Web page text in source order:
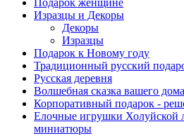
Изразцы и Декоры
Декоры
Изразцы
Подарок к Новому году
Традиционный русский
Русская деревня
Волшебная сказка вашего дома
Корпоративный подарок -
Елочные игрушки Холуйской
миниатюры